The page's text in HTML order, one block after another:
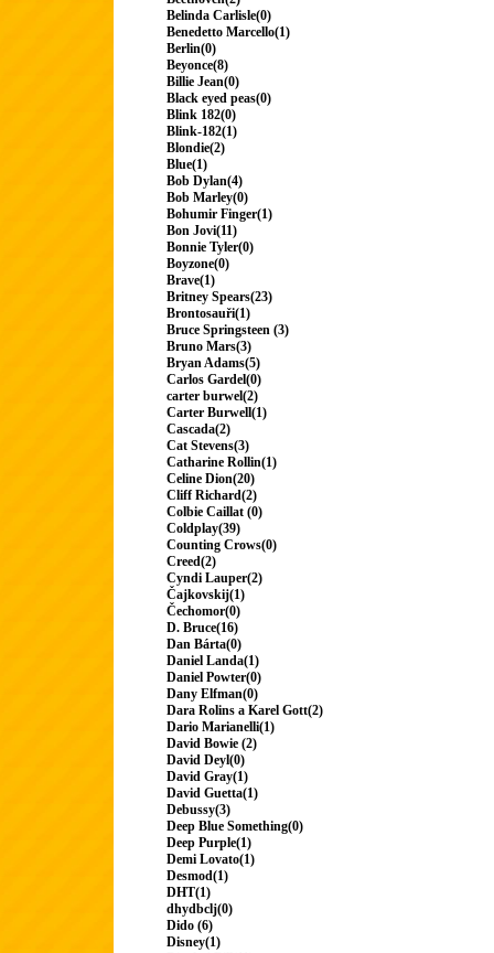
Belinda Carlisle(0)
Benedetto Marcello(1)
Berlin(0)
Beyonce(8)
Billie Jean(0)
Black eyed peas(0)
Blink 182(0)
Blink-182(1)
Blondie(2)
Blue(1)
Bob Dylan(4)
Bob Marley(0)
Bohumir Finger(1)
Bon Jovi(11)
Bonnie Tyler(0)
Boyzone(0)
Brave(1)
Britney Spears(23)
Brontosauři(1)
Bruce Springsteen (3)
Bruno Mars(3)
Bryan Adams(5)
Carlos Gardel(0)
carter burwel(2)
Carter Burwell(1)
Cascada(2)
Cat Stevens(3)
Catharine Rollin(1)
Celine Dion(20)
Cliff Richard(2)
Colbie Caillat (0)
Coldplay(39)
Counting Crows(0)
Creed(2)
Cyndi Lauper(2)
Čajkovskij(1)
Čechomor(0)
D. Bruce(16)
Dan Bárta(0)
Daniel Landa(1)
Daniel Powter(0)
Dany Elfman(0)
Dara Rolins a Karel Gott(2)
Dario Marianelli(1)
David Bowie (2)
David Deyl(0)
David Gray(1)
David Guetta(1)
Debussy(3)
Deep Blue Something(0)
Deep Purple(1)
Demi Lovato(1)
Desmod(1)
DHT(1)
dhydbclj(0)
Dido (6)
Disney(1)